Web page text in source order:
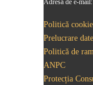
Politică
Prelucrare
Politică de
ANPC
Protecția